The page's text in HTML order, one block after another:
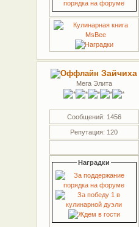
Зайчиха
Мега Элита
Сообщений: 1456
Репутация: 120
Наградки